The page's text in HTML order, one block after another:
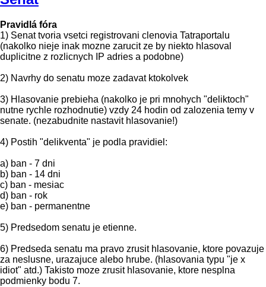
Pravidlá fóra
1) Senat tvoria vsetci registrovani clenovia Tatraportalu
(nakolko nieje inak mozne zarucit ze by niekto hlasoval
duplicitne z rozlicnych IP adries a podobne)
2) Navrhy do senatu moze zadavat ktokolvek
3) Hlasovanie prebieha (nakolko je pri mnohych "deliktoch"
nutne rychle rozhodnutie) vzdy 24 hodin od zalozenia temy v
senate. (nezabudnite nastavit hlasovanie!)
4) Postih "delikventa" je podla pravidiel:
a) ban - 7 dni
b) ban - 14 dni
c) ban - mesiac
d) ban - rok
e) ban - permanentne
5) Predsedom senatu je etienne.
6) Predseda senatu ma pravo zrusit hlasovanie, ktore povazuje
za neslusne, urazajuce alebo hrube. (hlasovania typu "je x
idiot" atd.) Takisto moze zrusit hlasovanie, ktore nesplna
podmienky bodu 7.